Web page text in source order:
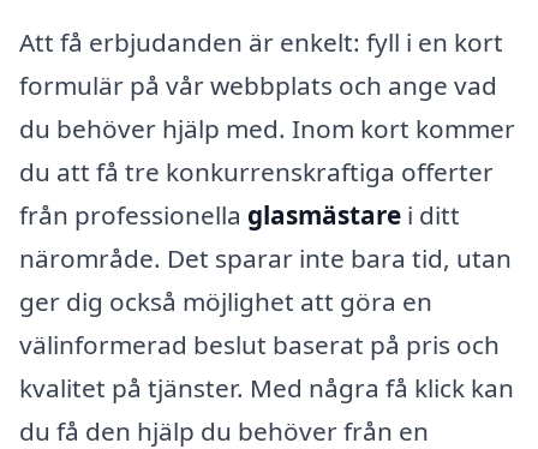
Att få erbjudanden är enkelt: fyll i en kort
formulär på vår webbplats och ange vad
du behöver hjälp med. Inom kort kommer
du att få tre konkurrenskraftiga offerter
från professionella glasmästare i ditt
närområde. Det sparar inte bara tid, utan
ger dig också möjlighet att göra en
välinformerad beslut baserat på pris och
kvalitet på tjänster. Med några få klick kan
du få den hjälp du behöver från en